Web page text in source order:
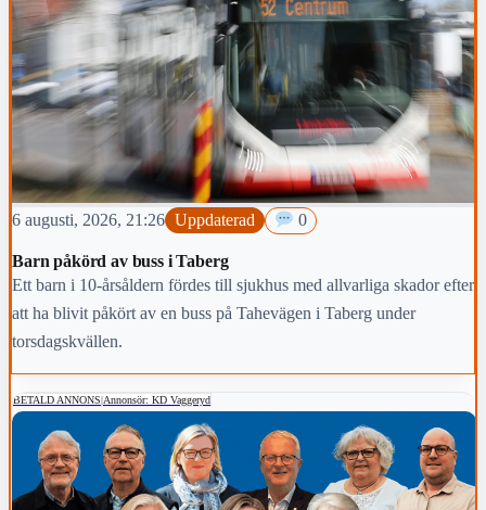
6 augusti, 2026, 21:26 Uppdaterad 0
Barn påkörd av buss i Taberg
Ett barn i 10-årsåldern fördes till sjukhus med allvarliga skador efter
att ha blivit påkört av en buss på Tahevägen i Taberg under
torsdagskvällen.
BETALD ANNONS|Annonsör: KD Vaggeryd